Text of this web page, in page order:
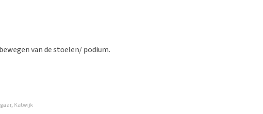
van de stoelen/ podium.
Katwijk